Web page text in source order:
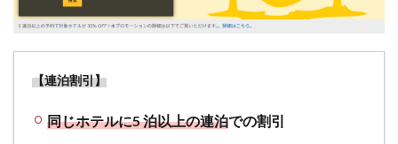
JAL/ANA
のマイ
使え
2.8
【連泊割引】
同じホテルに5 泊以上の連泊での割引